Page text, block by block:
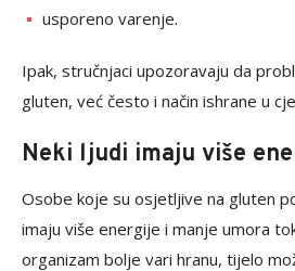
usporeno varenje.
Ipak, stručnjaci upozoravaju da
gluten, već često i način ishrane u
Neki ljudi imaju više
Osobe koje su osjetljive na gluten
imaju više energije i manje umora
organizam bolje vari hranu, tijelo